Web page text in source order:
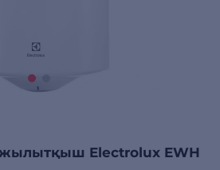
Electrolux EWH